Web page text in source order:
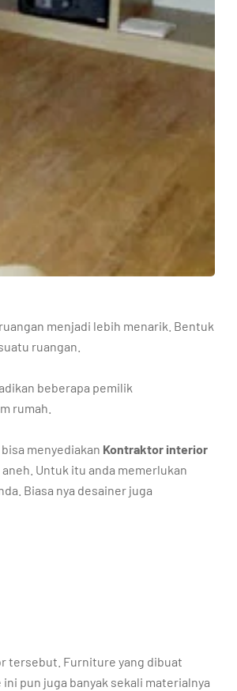
menjadi lebih menarik. Bentuk
ruangan.
beberapa pemilik
rumah.
menyediakan Kontraktor interior
Untuk itu anda memerlukan
Biasa nya desainer juga
tersebut. Furniture yang dibuat
pun juga banyak sekali materialnya